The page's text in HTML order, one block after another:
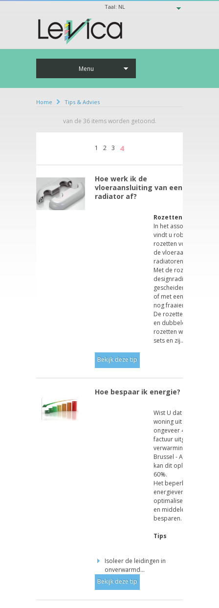
Taal: NL
Menu
Home Tips & Advies
van de 36items worden getoond.
1 2 3 4
Hoe werk ik de
vloeraansluiting van een
radiator af?
Rozetten.
In het assortiment van
vindt u robuuste
rozetten voor de
de vloeraansluitingen
radiatoren.
Met de rozetten kunnen
designradiatoren met
gescheiden aanvoer
of met een midden
nog fraaier worden
De rozetten bestaan in
en dubbele rozetten.
rozetten worden
sets en zij...
Bekijk deze tip
Hoe bespaar ik energie?
Wist U dat een gezin in
woning uit de jaren ’90
ongeveer 40% van de
factuur uitgeeft aan
verwarming? In de
Brussel - Antwerpen -
kan dit oplopen tot
60%.
Het beperken van het
energieverlies EN het
optimaliseren van
en middelen kan je
besparen.
Tips
Isoleer de leidingen in
onverwarmd...
Bekijk deze tip